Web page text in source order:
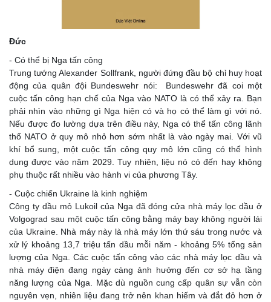
Đức
- Có thể bị Nga tấn công
Trung tướng Alexander Sollfrank, người đứng đầu bộ chỉ huy hoạt
động của quân đội Bundeswehr nói: Bundeswehr đã coi một
cuộc tấn công hạn chế của Nga vào NATO là có thể xảy ra. Bạn
phải nhìn vào những gì Nga hiện có và họ có thể làm gì với nó.
Nếu được đo lường dựa trên điều này, Nga có thể tấn công lãnh
thổ NATO ở quy mô nhỏ hơn sớm nhất là vào ngày mai. Với vũ
khí bổ sung, một cuộc tấn công quy mô lớn cũng có thể hình
dung được vào năm 2029. Tuy nhiên, liệu nó có đến hay không
phụ thuộc rất nhiều vào hành vi của phương Tây.
- Cuộc chiến Ukraine là kinh nghiệm
Công ty dầu mỏ Lukoil của Nga đã đóng cửa nhà máy lọc dầu ở
Volgograd sau một cuộc tấn công bằng máy bay không người lái
của Ukraine. Nhà máy này là nhà máy lớn thứ sáu trong nước và
xử lý khoảng 13,7 triệu tấn dầu mỗi năm - khoảng 5% tổng sản
lượng của Nga. Các cuộc tấn công vào các nhà máy lọc dầu và
nhà máy điện đang ngày càng ảnh hưởng đến cơ sở hạ tầng
năng lượng của Nga. Mặc dù nguồn cung cấp quân sự vẫn còn
nguyên vẹn, nhiên liệu đang trở nên khan hiếm và đắt đỏ hơn ở